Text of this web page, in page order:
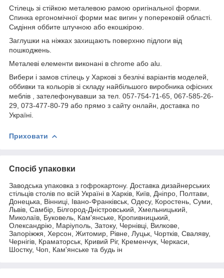
Стілець зі стійкою металевою рамою оригінальної форми.
Спинка ергономічної форми має вигин у поперековій області.
Сидіння оббите штучною або екошкірою.
Заглушки на ніжках захищають поверхню підлоги від
пошкоджень.
Металеві елементи виконані в chrome або alu.
Вибери і замов стілець у Харкові з безлічі варіантів моделей,
оббивки та кольорів зі складу найбільшого виробника офісних
меблів , зателефонувавши за тел. 057-754-71-65, 067-585-26-
29, 073-477-80-79 або прямо з сайту онлайн, доставка по
Україні.
Приховати
Спосіб упаковки
Заводська упаковка з гофрокартону. Доставка дизайнерських
стільців столів по всій Україні в Харків, Київ, Дніпро, Полтави,
Донецька, Вінниці, Івано-Франківськ, Одесу, Коростень, Суми,
Львів, Самбір, Білгород-Дністровський, Хмельницький,
Миколаїв, Буковель, Кам'янське, Кропивницький,
Олександрію, Маріуполь, Затоку, Чернівці, Вилкове,
Запоріжжя, Херсон, Житомир, Рівне, Луцьк, Чортків, Сваляву,
Чернігів, Краматорськ, Кривий Ріг, Кременчук, Черкаси,
Шостку, Чоп, Кам'янське та будь ін